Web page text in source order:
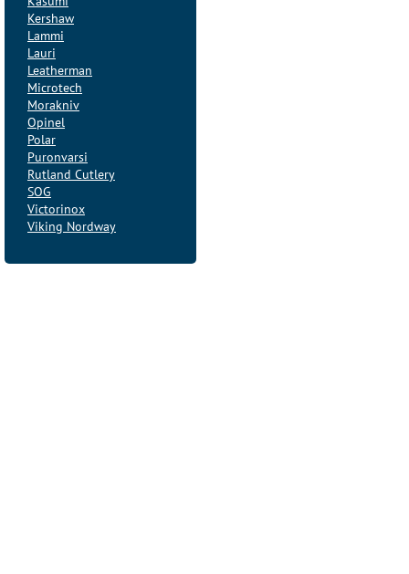
Kershaw
Lammi
Lauri
Leatherman
Microtech
Morakniv
Opinel
Polar
Puronvarsi
Rutland Cutlery
SOG
Victorinox
Viking Nordway